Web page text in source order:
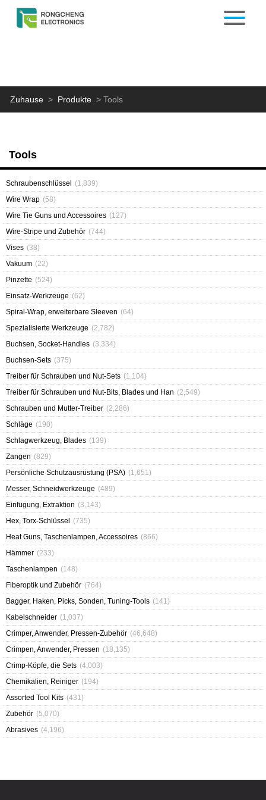
Zuhause > Produkte >Tools
Tools
Schraubenschlüssel
(1,839)
Wire Wrap (58)
Wire Tie Guns und Accessoires (127)
Wire-Stripe und Zubehör (744)
Vises (38)
Vakuum (22)
Pinzette (524)
Einsatz-Werkzeuge (62)
Spiral-Wrap, erweiterbare Sleeven (64)
Spezialisierte Werkzeuge (2,782)
Buchsen, Socket-Handles (3,334)
Buchsen-Sets (375)
Treiber für Schrauben und Nut-Sets (1,104)
Treiber für Schrauben und Nut-Bits, Blades und Han (2,549)
Schrauben und Mutter-Treiber (2,286)
Schläge (190)
Schlagwerkzeug, Blades (139)
Zangen (829)
Persönliche Schutzausrüstung (PSA) (1,651)
Messer, Schneidwerkzeuge (489)
Einfügung, Extraktion (3,143)
Hex, Torx-Schlüssel
(735)
Heat Guns, Taschenlampen, Accessoires (866)
Hämmer (233)
Taschenlampen (148)
Fiberoptik und Zubehör (764)
Bagger, Haken, Picks, Sonden, Tuning-Tools (141)
Kabelschneider (1,037)
Crimper, Anwender, Pressen-Zubehör (46,648)
Crimpen, Anwender, Pressen (18,135)
Crimp-Köpfe, die Sets (4,003)
Chemikalien, Reiniger (194)
Assorted Tool Kits (431)
Zubehör (5,070)
Abrasives (4,196)